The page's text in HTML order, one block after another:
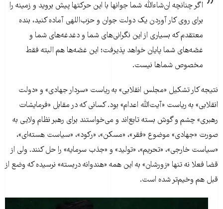
اگر چنانچه ان‌شاءالله شما جوانها با این حرکتها پیش بروید و زمینه را
برای روی کار آوردن یک دولت جوان و حزب‌اللهی آماده کنید، بنده
معتقدم که بسیاری از این نگرانی‌های شما و دغدغه‌های شما و
غصّه‌های شما پایان خواهد پذیرفت؛ این غصّه‌ها هم البته فقط
مخصوص شماها نیست.
نتیجه کار تشکیل «مجلس انقلابی» به ریاست «سردار جهادی» و «دولت
انقلابی» به ریاست «آیت‌الله اعدام» بود. کسانی که در مقابل «فرمایشات
رهبری» چشم و گوش بسته تابع‌اند و می‌خواستند برای رهبر نظام ولایی به
صورت «جهادی» موضوع «فقر»، «مسکن»، «رکود»، «سیاست هسته‌ای»،
«سیاست خارجی»، «تحریم»، «تولید» و «جذب سرمایه» را حل کنند. ولی از
قضا فعلا نه تنها «زورشان» به این همه «هندوانه دربسته» نرسیده که وضع از
قبل هم وخیم‌تر شده است.